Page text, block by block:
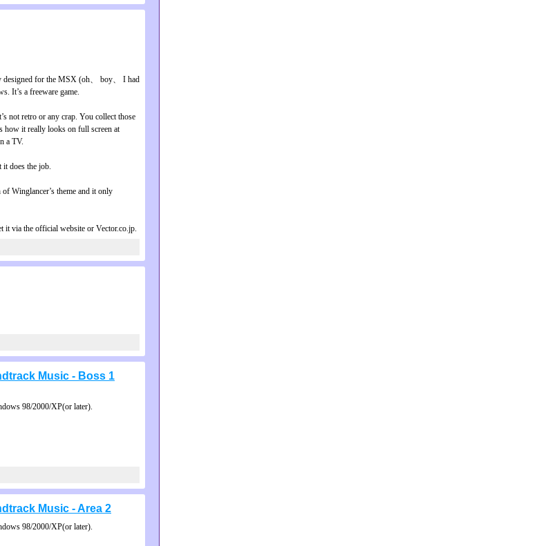
designed for the MSX (oh、 boy、 I had
It’s a freeware game.
not retro or any crap. You collect those
how it really looks on full screen at
a TV.
it does the job.
Winglancer’s theme and it only
it via the official website or Vector.co.jp.
Music - Boss 1
98/2000/XP(or later).
Music - Area 2
98/2000/XP(or later).